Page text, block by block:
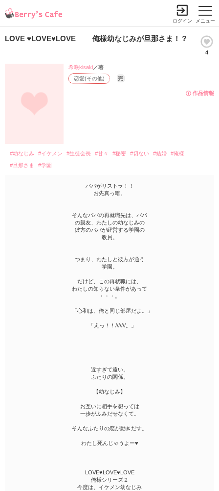
メニュー
ログイン
LOVE ♥LOVE♥LOVE 俺様幼なじみが旦那さま！？
4
作品情報
恋愛(その他) 完
希咲kisaki／著
#幼なじみ #イケメン #生徒会長 #甘々 #秘密 #切ない #結婚
#俺様
#旦那さま
#学園
パパがリストラ！！
お先真っ暗。
そんなパパの再就職先は、パパ
の親友、わたしの幼なじみの
彼方のパパが経営する学園の
教員。
つまり、わたしと彼方が通う
学園。
だけど、この再就職には、
わたしの知らない条件があって
・・・。
「心和は、俺と同じ部屋だよ。」
「えっ！！///////。」
近すぎて遠い。
ふたりの関係。
【幼なじみ】
お互いに相手を想っては
一歩がふみだせなくて。
そんなふたりの恋が動きだす。
わたし死んじゃうよー♥
LOVE♥LOVE♥LOVE
俺様シリーズ２
今度は、イケメン幼なじみ